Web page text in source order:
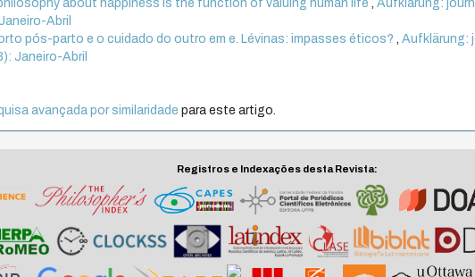
about happiness is the function of valuing human life ,Aufklärung:
Abril
pós-parto e o cuidado do outro em e. Lévinas: impasses éticos? ,Aufklärung:
Janeiro-Abril
avançada por similaridade para este artigo.
Registros e Indexações desta Revista: